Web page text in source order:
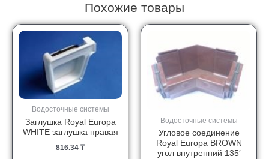
Похожие товары
Водосточные системы
Заглушка Royal Europa
WHITE заглушка правая
816.34 ₸
Водосточные системы
Угловое соединение
Royal Europa BROWN
угол внутренний 135′